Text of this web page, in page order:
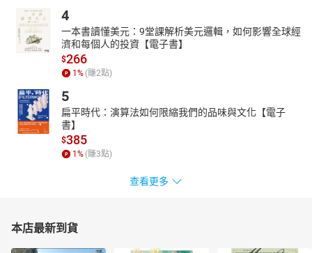
4
一本書讀懂美元：9堂課解析美元邏輯，如何影響全球經
濟和每個人的投資【電子書】
$266
1 % (賺2點)
5
扁平時代：演算法如何限縮我們的品味與文化【電子
書】
$385
1 % (賺3點)
查看更多
本店最新到貨